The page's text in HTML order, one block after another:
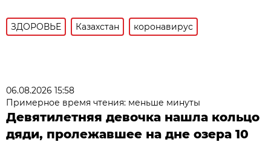
ЗДОРОВЬЕ Казахстан коронавирус
06.08.2026 15:58
Примерное время чтения: меньше минуты
Девятилетняя девочка нашла кольцо
дяди, пролежавшее на дне озера 10